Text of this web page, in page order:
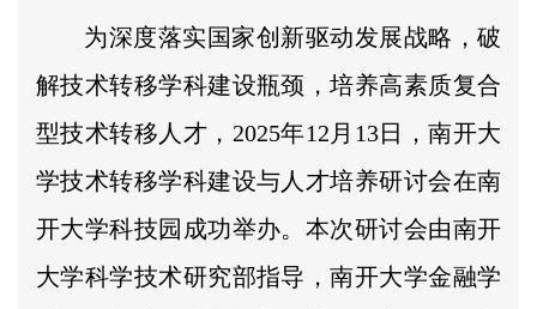
为深度落实国家创新驱动发展战略，破
解技术转移学科建设瓶颈，培养高素质复合
型技术转移人才，2025年12月13日，南开大
学技术转移学科建设与人才培养研讨会在南
开大学科技园成功举办。本次研讨会由南开
大学科学技术研究部指导，南开大学金融学